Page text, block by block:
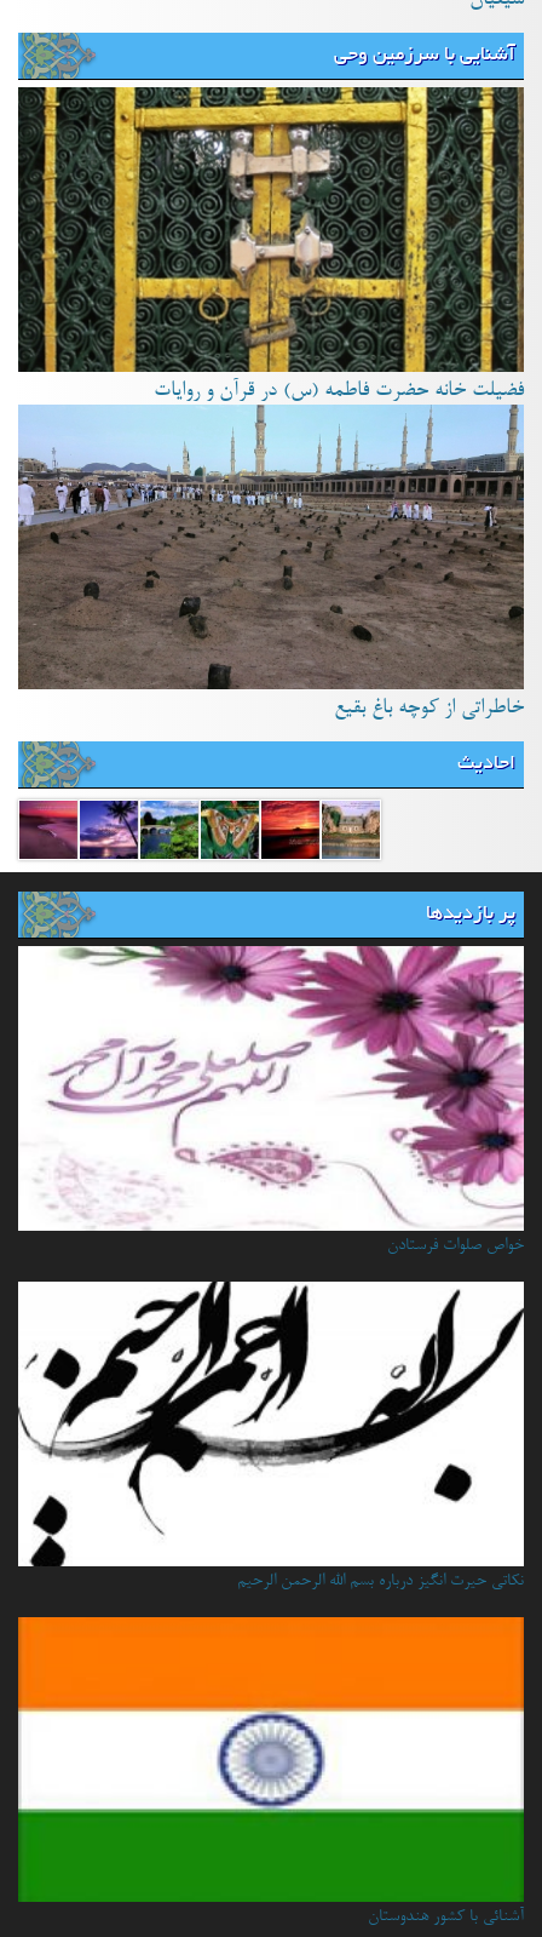
آشنایی با سرزمین وحی
فضیلت خانه حضرت فاطمه (س) در قرآن و روایات
خاطراتی از کوچه باغ بقیع
احادیث
پر بازدیدها
خواص صلوات فرستادن
نكاتي حيرت انگيز درباره بسم الله الرحمن الرحيم
آشنائی با کشور هندوستان